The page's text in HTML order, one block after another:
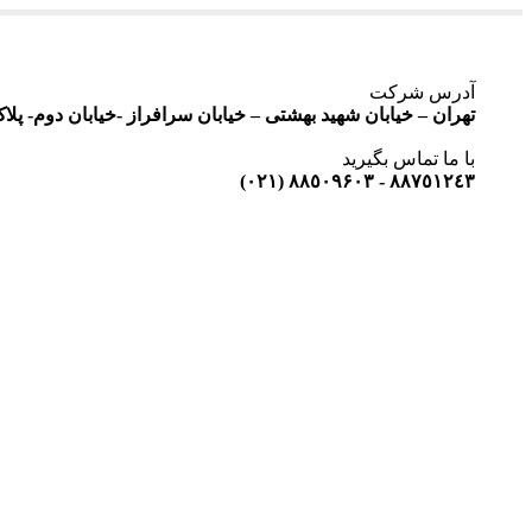
آدرس شرکت
تهران – خیابان شهید بهشتی – خیابان سرافراز -خیابان دوم- پلاک ١٥ –
با ما تماس بگیرید
٨٨٧٥١٢٤٣ - ٨٨٥٠٩۶٠٣ (٠٢١)